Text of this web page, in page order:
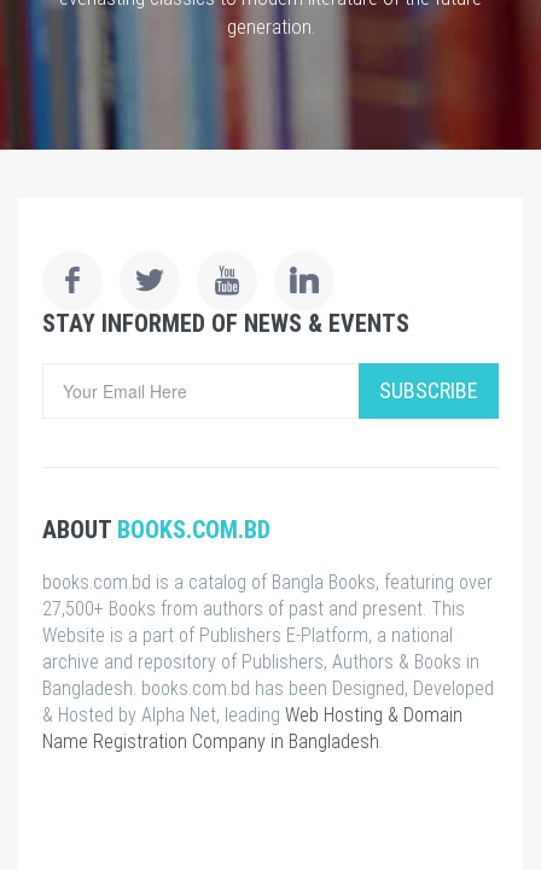
generation.
STAY INFORMED OF NEWS & EVENTS
SUBSCRIBE
ABOUT BOOKS.COM.BD
books.com.bd is a catalog of Bangla Books, featuring over
27,500+ Books from authors of past and present. This
Website is a part of Publishers E-Platform, a national
archive and repository of Publishers, Authors & Books in
Bangladesh. books.com.bd has been Designed, Developed
& Hosted by Alpha Net, leading Web Hosting & Domain
Name Registration Company in Bangladesh